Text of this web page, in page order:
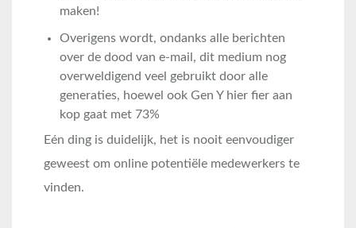
maken!
Overigens wordt, ondanks alle berichten
over de dood van e-mail, dit medium nog
overweldigend veel gebruikt door alle
generaties, hoewel ook Gen Y hier fier aan
kop gaat met 73%
Eén ding is duidelijk, het is nooit eenvoudiger
geweest om online potentiële medewerkers te
vinden.